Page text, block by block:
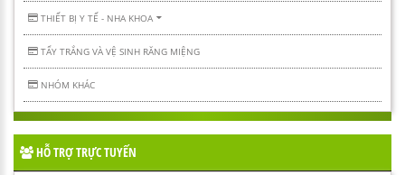
THIẾT BỊ Y TẾ - NHA KHOA
TẨY TRẮNG VÀ VỆ SINH RĂNG MIỆNG
NHÓM KHÁC
HỖ TRỢ TRỰC TUYẾN